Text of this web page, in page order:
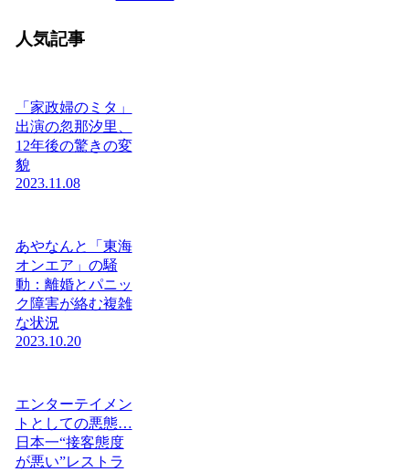
人気記事
「家政婦のミタ」
出演の忽那汐里、
12年後の驚きの変
貌
2023.11.08
あやなんと「東海
オンエア」の騒
動：離婚とパニッ
ク障害が絡む複雑
な状況
2023.10.20
エンターテイメン
トとしての悪態…
日本一“接客態度
が悪い”レストラ